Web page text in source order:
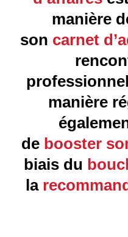
manière
son carnet
manière
de booster
biais du
la